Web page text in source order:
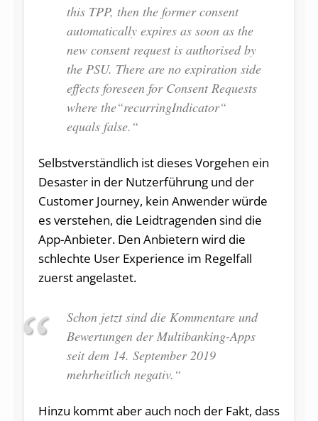
this TPP, then the former consent
automatically expires as soon as the
new consent request is authorised by
the PSU. There are no expiration side
effects foreseen for Consent Requests
where the“recurringIndicator“
equals false.“
Selbstverständlich ist dieses Vorgehen ein
Desaster in der Nutzerführung und der
Customer Journey, kein Anwender würde
es verstehen, die Leidtragenden sind die
App-Anbieter. Den Anbietern wird die
schlechte User Experience im Regelfall
zuerst angelastet.
Schon jetzt sind die Kommentare und
Bewertungen der Multibanking-Apps
seit dem 14. September 2019
mehrheitlich negativ.“
Hinzu kommt aber auch noch der Fakt, dass